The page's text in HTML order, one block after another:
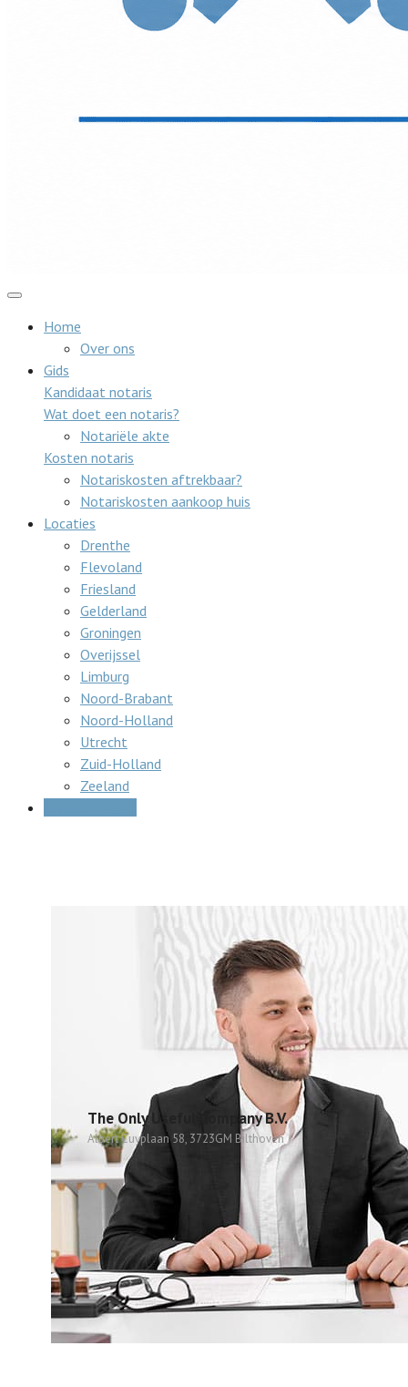
Home
Over ons
Gids
Kandidaat notaris
Wat doet een notaris?
Notariële akte
Kosten notaris
Notariskosten aftrekbaar?
Notariskosten aankoop huis
Locaties
Drenthe
Flevoland
Friesland
Gelderland
Groningen
Overijssel
Limburg
Noord-Brabant
Noord-Holland
Utrecht
Zuid-Holland
Zeeland
The Only Useful Company B.V.
Albert Cuyplaan 58, 3723GM Bilthoven